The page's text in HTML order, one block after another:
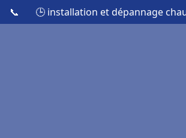
📞 🕒 installation et dépannage